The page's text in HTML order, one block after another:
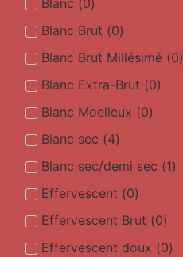
Blanc (0)
Blanc Brut (0)
Blanc Brut Millésimé (0)
Blanc Extra-Brut (0)
Blanc Moelleux (0)
Blanc sec (4)
Blanc sec/demi sec (1)
Effervescent (0)
Effervescent Brut (0)
Effervescent doux (0)